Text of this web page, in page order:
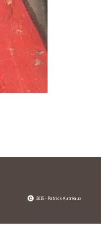
2015 - Patrick Autréaux